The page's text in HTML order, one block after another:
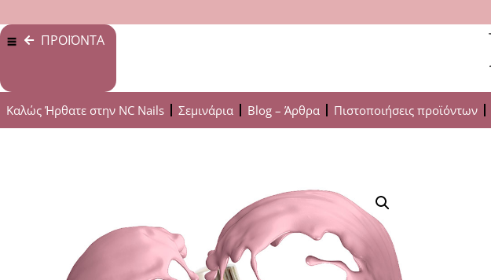
ΠΡΟΪΟΝΤΑ
Καλώς Ήρθατε στην NC Nails Σεμινάρια Blog – Άρθρα Πιστοποιήσεις προϊόντων